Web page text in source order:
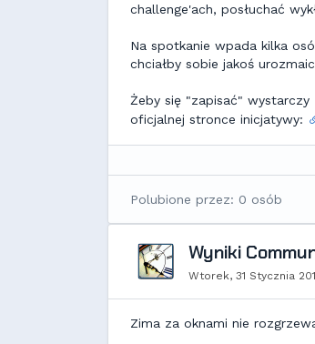
challenge'ach, posłuchać
Na spotkanie wpada kilka
chciałby sobie jakoś
Żeby się "zapisać"
oficjalnej stronce inicjatywy:
Polubione przez: 0 osób
Wyniki
Wtorek, 31 Stycznia
Zima za oknami nie